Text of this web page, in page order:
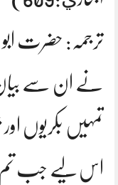
ترجمہ: حضرت
نے ان سے بیان
تمہیں بکریوں
اس لیے جب تم